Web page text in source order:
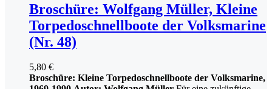
Broschüre: Wolfgang Müller, Kleine
Torpedoschnellboote der Volksmarine
(Nr. 48)
5,80 €
Broschüre: Kleine Torpedoschnellboote der Volksmarine,